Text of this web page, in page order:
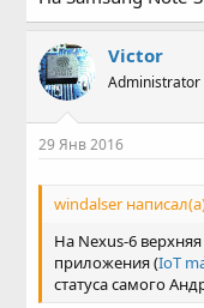
Victor
Administrator
29 Янв 2016
windalser
На Nexus-6
приложения (IoT
статуса самого